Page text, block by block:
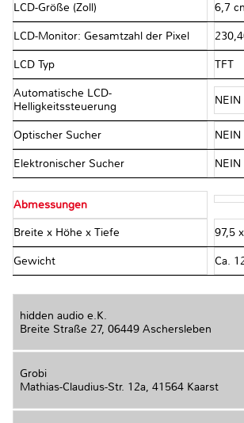
LCD-Größe (Zoll) 6,7
LCD-Monitor: Gesamtzahl der Pixel
LCD Typ TFT
Automatische LCD-
Helligkeitssteuerung
NEIN
Optischer Sucher NEIN
Elektronischer Sucher NEIN
Abmessungen
Breite x Höhe x Tiefe 97,5
Gewicht Ca.
hidden audio e.K.
Breite Straße 27, 06449 Aschersleben
Grobi
Mathias-Claudius-Str. 12a, 41564 Kaarst